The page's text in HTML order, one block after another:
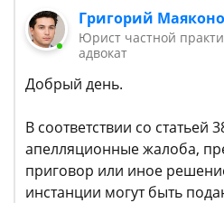
Григорий
Юрист частной
адвокат
Добрый день.
В соответствии со статьей
апелляционные жалоба,
приговор или иное
инстанции могут быть